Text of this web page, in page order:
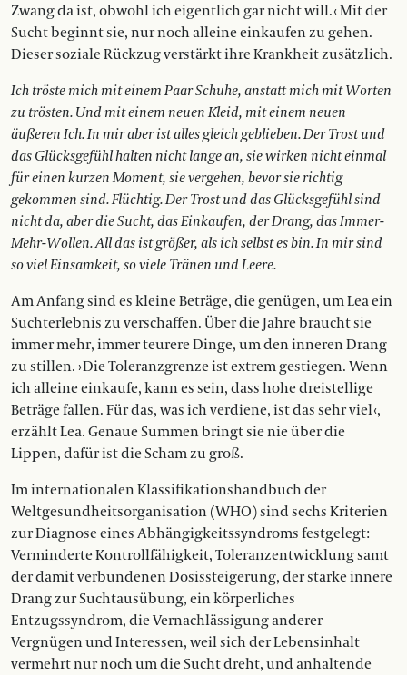
Zwang da ist, obwohl ich eigentlich gar nicht will. ‹ Mit der
Sucht beginnt sie, nur noch alleine einkaufen zu gehen.
Dieser soziale Rückzug verstärkt ihre Krankheit zusätzlich.
Ich tröste mich mit einem Paar Schuhe, anstatt mich mit Worten
zu trösten. Und mit einem neuen Kleid, mit einem neuen
äußeren Ich. In mir aber ist alles gleich ge­­blieben. Der Trost und
das Glücksgefühl halten nicht lan­ge an, sie wirken nicht einmal
für einen kurzen Mo­­ment, sie vergehen, bevor sie richtig
gekommen sind. Flüchtig. Der Trost und das Glücksgefühl sind
nicht da, aber die Sucht, das Einkaufen, der Drang, das Immer-
Mehr-Wollen. All das ist größer, als ich selbst es bin. In mir sind
so viel Einsamkeit, so viele Tränen und Leere.
Am Anfang sind es kleine Beträge, die genügen, um Lea ein
Suchterlebnis zu verschaffen. Über die Jahre braucht sie
immer mehr, immer teurere Dinge, um den inneren Drang
zu stillen. › Die Toleranzgrenze ist extrem gestiegen. Wenn
ich alleine einkaufe, kann es sein, dass hohe dreistellige
Beträge fallen. Für das, was ich verdiene, ist das sehr viel ‹,
erzählt Lea. Genaue Summen bringt sie nie über die
Lippen, dafür ist die Scham zu groß.
Im internationalen Klassifikationshandbuch der
Weltgesundheitsorganisation (WHO) sind sechs Kriterien
zur Diagnose eines Abhängigkeitssyndroms festgelegt:
Verminderte Kontrollfähigkeit, Toleranzentwicklung samt
der damit verbundenen Dosis­­steigerung, der starke innere
Drang zur Suchtausübung, ein körper­liches
Entzugssyndrom, die Vernachlässigung anderer
Vergnügen und Interessen, weil sich der Lebensinhalt
vermehrt nur noch um die Sucht dreht, und anhaltende